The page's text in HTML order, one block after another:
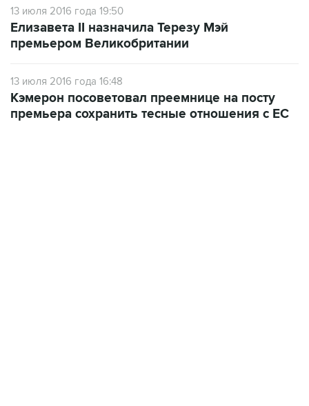
13 июля 2016 года 19:50
Елизавета II назначила Терезу Мэй
премьером Великобритании
13 июля 2016 года 16:48
Кэмерон посоветовал преемнице на посту
премьера сохранить тесные отношения с ЕС